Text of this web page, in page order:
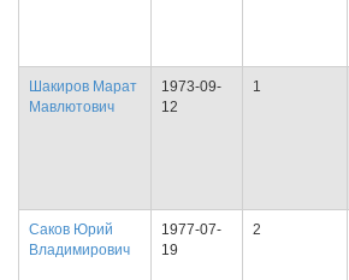
Шакиров Марат
Мавлютович
1973-09-
12
1
Саков Юрий
Владимирович
1977-07-
19
2